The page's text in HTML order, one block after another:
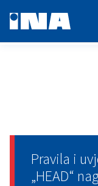
Pravila i
„HEAD“